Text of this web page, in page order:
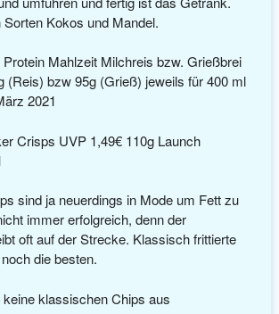
Sorten Kokos und Mandel.
Mahlzeit Milchreis bzw. Grießbrei
(Reis) bzw 95g (Grieß) jeweils für 400 ml
2021
Crisps UVP 1,49€ 110g Launch
sind ja neuerdings in Mode um Fett zu
immer erfolgreich, denn der
oft auf der Strecke. Klassisch frittierte
die besten.
klassischen Chips aus